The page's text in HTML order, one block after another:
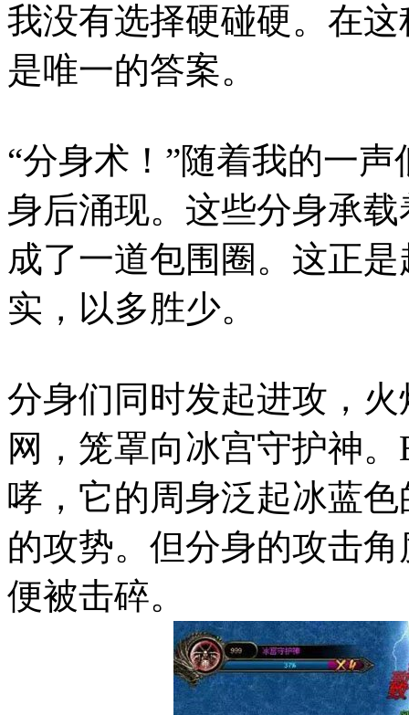
我没有选择硬碰硬。在
是唯一的答案。
“分身术！”随着我的一
身后涌现。这些分身承
成了一道包围圈。这正
实，以多胜少。
分身们同时发起进攻，
网，笼罩向冰宫守护神
哮，它的周身泛起冰蓝
的攻势。但分身的攻击
便被击碎。